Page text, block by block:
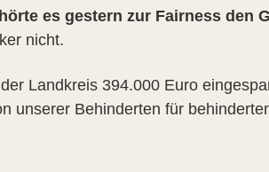
es gestern zur Fairness den
nicht.
Landkreis 394.000 Euro
unserer Behinderten für